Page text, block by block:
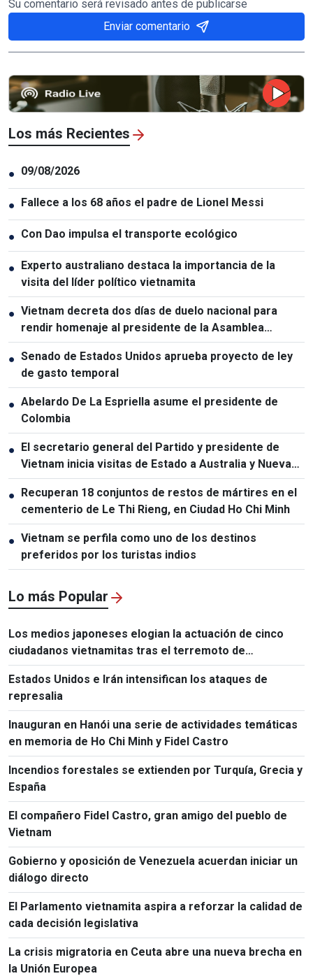
Su comentario será revisado antes de publicarse
Enviar comentario
Los más Recientes
● 09/08/2026
● Fallece a los 68 años el padre de Lionel Messi
● Con Dao impulsa el transporte ecológico
● Experto australiano destaca la importancia de la
visita del líder político vietnamita
● Vietnam decreta dos días de duelo nacional para
rendir homenaje al presidente de la Asamblea
Nacional de Laos
● Senado de Estados Unidos aprueba proyecto de ley
de gasto temporal
● Abelardo De La Espriella asume el presidente de
Colombia
● El secretario general del Partido y presidente de
Vietnam inicia visitas de Estado a Australia y Nueva
Zelanda
● Recuperan 18 conjuntos de restos de mártires en el
cementerio de Le Thi Rieng, en Ciudad Ho Chi Minh
● Vietnam se perfila como uno de los destinos
preferidos por los turistas indios
Lo más Popular
Los medios japoneses elogian la actuación de cinco
ciudadanos vietnamitas tras el terremoto de
Kumamoto
Estados Unidos e Irán intensifican los ataques de
represalia
Inauguran en Hanói una serie de actividades temáticas
en memoria de Ho Chi Minh y Fidel Castro
Incendios forestales se extienden por Turquía, Grecia y
España
El compañero Fidel Castro, gran amigo del pueblo de
Vietnam
Gobierno y oposición de Venezuela acuerdan iniciar un
diálogo directo
El Parlamento vietnamita aspira a reforzar la calidad de
cada decisión legislativa
La crisis migratoria en Ceuta abre una nueva brecha en
la Unión Europea